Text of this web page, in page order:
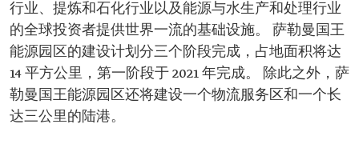
行业、提炼和石化行业以及能源与水生产和处理行业
的全球投资者提供世界一流的基础设施。 萨勒曼国王
能源园区的建设计划分三个阶段完成，占地面积将达
14 平方公里，第一阶段于 2021 年完成。 除此之外，萨
勒曼国王能源园区还将建设一个物流服务区和一个长
达三公里的陆港。